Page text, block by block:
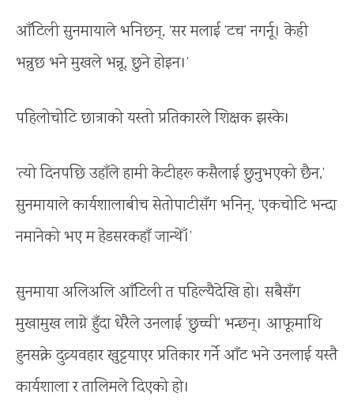
आँटिली सुनमायाले भनिछन्, ‘सर मलाई ‘टच’ नगर्नू। केही
भन्नुछ भने मुखले भन्नू, छुने होइन।’
पहिलोचोटि छात्राको यस्तो प्रतिकारले शिक्षक झस्के।
‘त्यो दिनपछि उहाँले हामी केटीहरू कसैलाई छुनुभएको छैन,’
सुनमायाले कार्यशालाबीच सेतोपाटीसँग भनिन्, ‘एकचोटि भन्दा
नमानेको भए म हेडसरकहाँ जान्थेँ।’
सुनमाया अलिअलि आँटिली त पहिल्यैदेखि हो। सबैसँग
मुखामुख लाग्ने हुँदा धेरैले उनलाई ‘छुच्ची’ भन्छन्। आफूमाथि
हुनसक्ने दुव्र्यवहार खुट्टयाएर प्रतिकार गर्ने आँट भने उनलाई यस्तै
कार्यशाला र तालिमले दिएको हो।